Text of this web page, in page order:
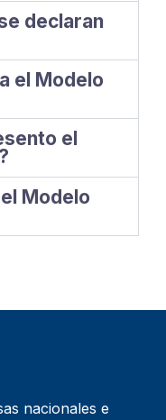
declaran
el Modelo
el
Modelo
nacionales e